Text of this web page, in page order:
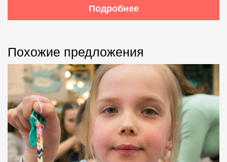
Подробнее
Похожие предложения